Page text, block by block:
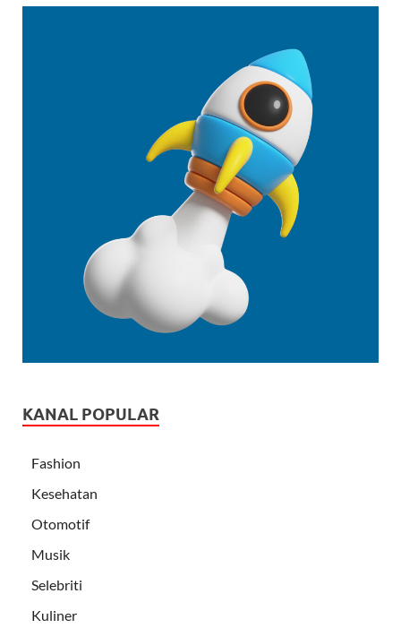
KANAL POPULAR
Fashion
Kesehatan
Otomotif
Musik
Selebriti
Kuliner